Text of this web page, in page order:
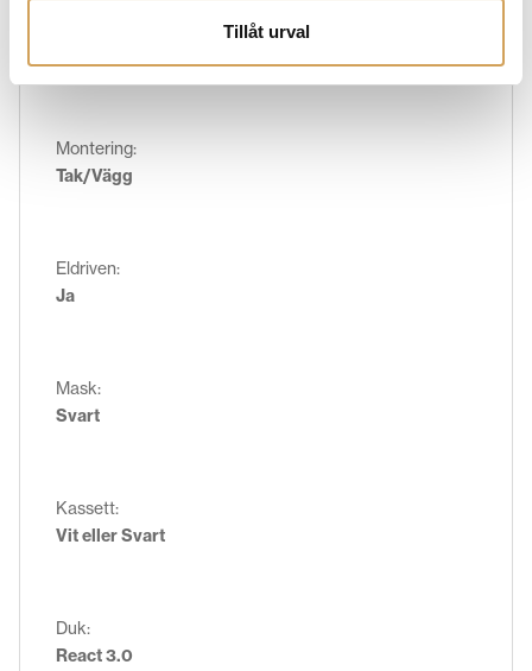
Tillåt urval
Montering:
Tak/Vägg
Eldriven:
Ja
Mask:
Svart
Kassett:
Vit eller Svart
Duk:
React 3.0